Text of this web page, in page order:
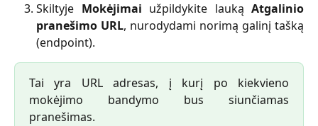
Skiltyje Mokėjimai užpildykite lauką Atgalinio
pranešimo URL, nurodydami norimą galinį tašką
(endpoint).
Tai yra URL adresas, į kurį po kiekvieno
mokėjimo bandymo bus siunčiamas
pranešimas.